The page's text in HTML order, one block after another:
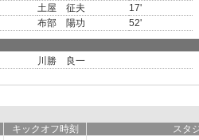
土屋 征夫
17'
布部 陽功
52'
川勝 良一
キックオフ時刻
スタ